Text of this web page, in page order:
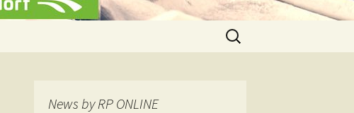
Suchen
nach:
News by RP ONLINE